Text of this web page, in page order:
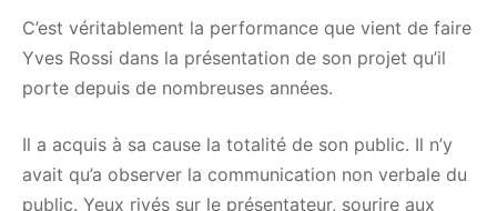
C’est véritablement la performance que vient de faire
Yves Rossi dans la présentation de son projet qu’il
porte depuis de nombreuses années.
Il a acquis à sa cause la totalité de son public. Il n’y
avait qu’a observer la communication non verbale du
public. Yeux rivés sur le présentateur, sourire aux